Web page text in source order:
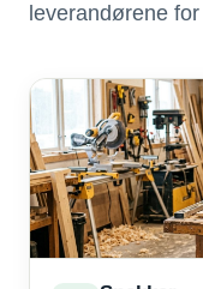
leverandørene